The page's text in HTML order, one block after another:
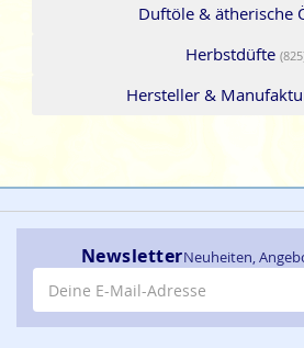
Duftöle & ätherische
Herbstdüfte
Hersteller &
NewsletterNeuheiten,
E-Mail-Adresse